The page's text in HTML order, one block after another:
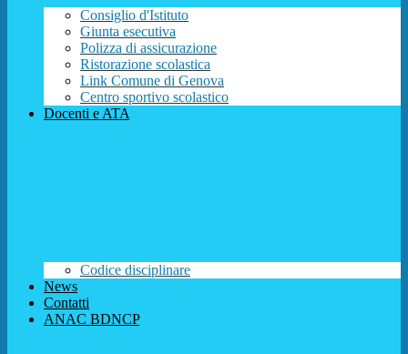
Consiglio d'Istituto
Giunta esecutiva
Polizza di assicurazione
Ristorazione scolastica
Link Comune di Genova
Centro sportivo scolastico
Docenti e ATA
Codice disciplinare
News
Contatti
ANAC BDNCP